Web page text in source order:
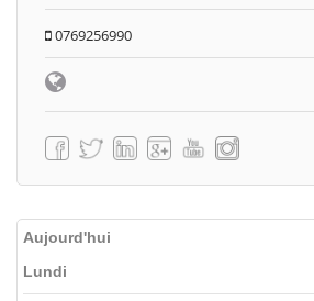
0769256990
Aujourd'hui
Lundi